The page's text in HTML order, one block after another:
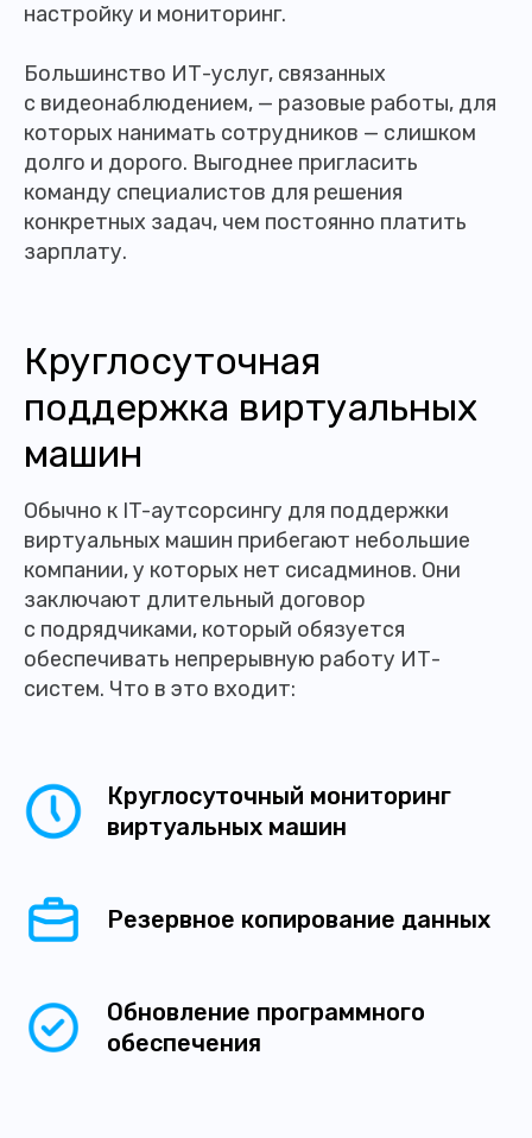
настройку и мониторинг.
Большинство ИТ-услуг, связанных
с видеонаблюдением, — разовые работы, для
которых нанимать сотрудников — слишком
долго и дорого. Выгоднее пригласить
команду специалистов для решения
конкретных задач, чем постоянно платить
зарплату.
Круглосуточная
поддержка виртуальных
машин
Обычно к IT-аутсорсингу для поддержки
виртуальных машин прибегают небольшие
компании, у которых нет сисадминов. Они
заключают длительный договор
с подрядчиками, который обязуется
обеспечивать непрерывную работу ИТ-
систем. Что в это входит:
Круглосуточный мониторинг
виртуальных машин
Резервное копирование данных
Обновление программного
обеспечения